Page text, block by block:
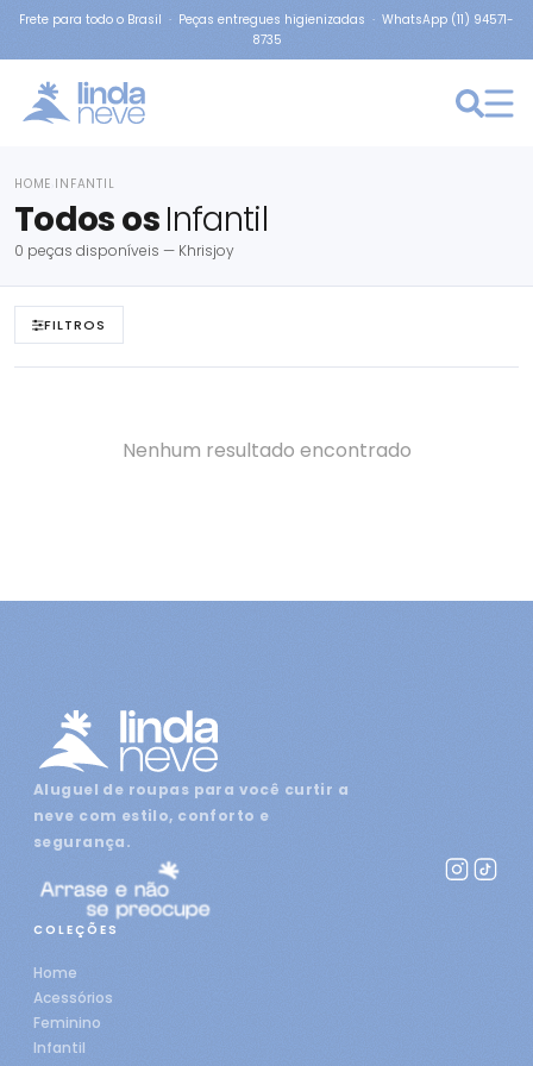
Frete para todo o Brasil · Peças entregues higienizadas · WhatsApp (11) 94571-
8735
HOME INFANTIL
Todos osInfantil
0 peças disponíveis — Khrisjoy
FILTROS
Nenhum resultado encontrado
Aluguel de roupas para você curtir a
neve com estilo, conforto e
segurança.
COLEÇÕES
Home
Acessórios
Feminino
Infantil